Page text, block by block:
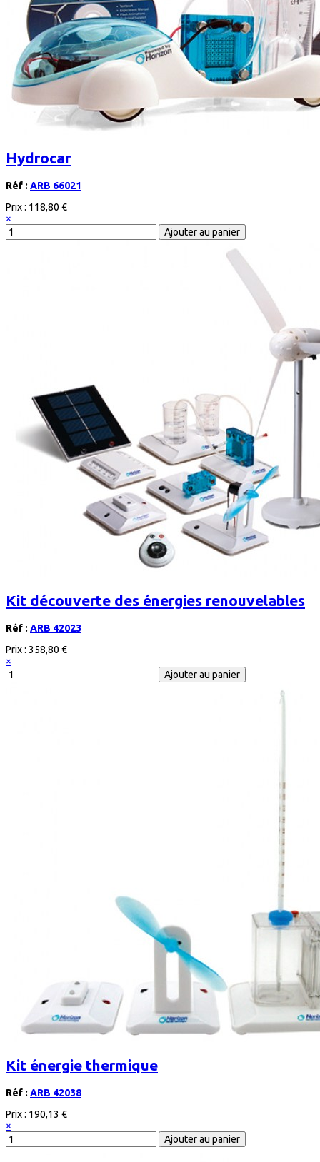
Hydrocar
Réf : ARB 66021
Prix : 118,80 €
×
Kit découverte des énergies renouvelables
Réf : ARB 42023
Prix : 358,80 €
×
Kit énergie thermique
Réf : ARB 42038
Prix : 190,13 €
×